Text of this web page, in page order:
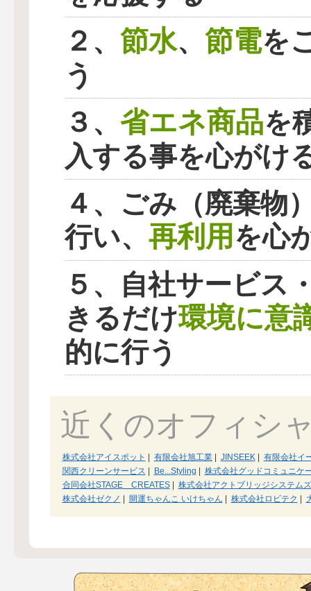
２、 節水、 節電を
う
３、 省エネ商品を
入する事を心がけ
４、ごみ（廃棄物
行い、 再利用を心
５、自社サービス
きるだけ環境に意
的に行う
近くのオフィシ
株式会社アイスポット 有限会社旭工業| JINSEEK|
有限会社イ
関西クリーンサービス
Be...Styling
株式会社グッドコミュニケ
合同会社STAGE CREATES|
株式会社アクトブリッジシステムズ
株式会社ゼクノ
開運ちゃんこ いけちゃん 株式会社ロビテク